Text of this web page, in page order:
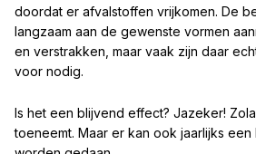
doordat er afvalstoffen vrijkomen. De
langzaam aan de gewenste vormen
en verstrakken, maar vaak zijn daar
voor nodig.
Is het een blijvend effect? Jazeker!
toeneemt. Maar er kan ook jaarlijks